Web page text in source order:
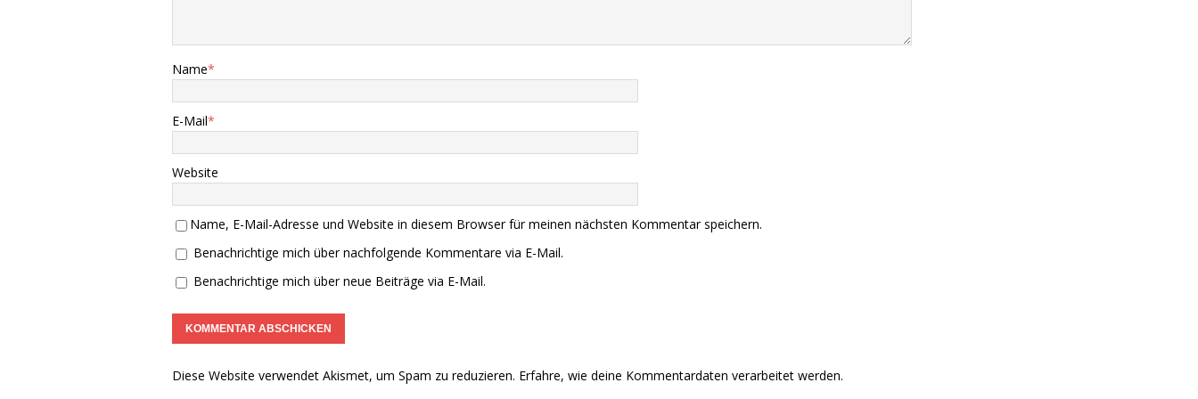
Name*
E-Mail*
Website
Name, E-Mail-Adresse und Website in diesem Browser für meinen nächsten Kommentar speichern.
Benachrichtige mich über nachfolgende Kommentare via E-Mail.
Benachrichtige mich über neue Beiträge via E-Mail.
Diese Website verwendet Akismet, um Spam zu reduzieren. Erfahre, wie deine Kommentardaten verarbeitet werden.